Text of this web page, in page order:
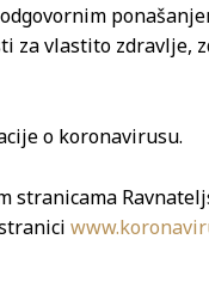
za vlastito zdravlje,
o koronavirusu.
stranicama